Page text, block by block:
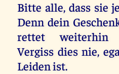
Bitte alle, dass sie
Denn dein
rettet weiterhin
Vergiss dies nie,
Leiden ist.